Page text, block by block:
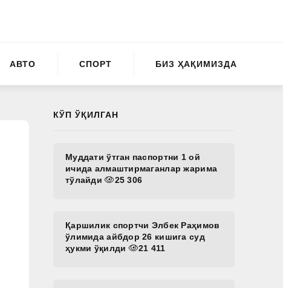
АВТО СПОРТ БИЗ ҲАҚИМИЗДА
КЎП ЎҚИЛГАН
Муддати ўтган паспортни 1 ой
ичида алмаштирмаганлар жарима
тўлайди
25 306
Қаршилик спортчи Элбек Раҳимов
ўлимида айбдор 26 кишига суд
ҳукми ўқилди
21 411